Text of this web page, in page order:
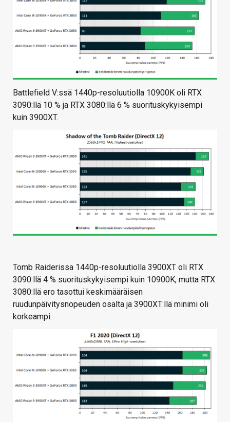
Battlefield V:ssä 1440p-resoluutiolla 10900K oli RTX
3090:llä 10 % ja RTX 3080:llä 6 % suorituskykyisempi
kuin 3900XT.
Tomb Raiderissa 1440p-resoluutiolla 3900XT oli RTX
3090:llä 4 % suorituskykyisempi kuin 10900K, mutta RTX
3080:llä ero tasottui keskimääräisen
ruudunpäivitysnopeuden osalta ja 3900XT:llä minimi oli
korkeampi.